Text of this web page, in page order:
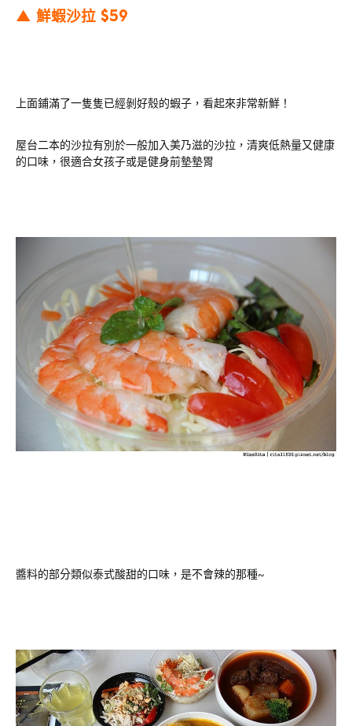
▲ 鮮蝦沙拉 $59
上面鋪滿了一隻隻已經剝好殼的蝦子，看起來非常新鮮！
屋台二本的沙拉有別於一般加入美乃滋的沙拉，清爽低熱量又健康
的口味，很適合女孩子或是健身前墊墊胃
醬料的部分類似泰式酸甜的口味，是不會辣的那種~